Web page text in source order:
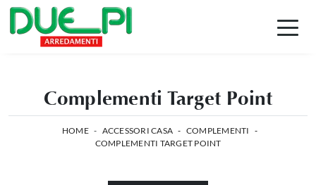
Complementi Target Point
HOME - ACCESSORI CASA - COMPLEMENTI -
COMPLEMENTI TARGET POINT